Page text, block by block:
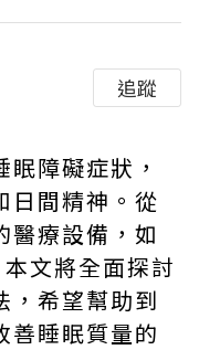
追蹤
障礙症狀，
日間精神。從
醫療設備，如
文將全面探討
，希望幫助到
善睡眠質量的